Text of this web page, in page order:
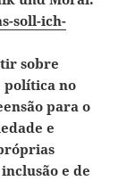
soll-ich-
sobre
política no
para o
e
e de